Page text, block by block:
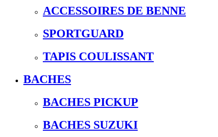
ACCESSOIRES DE BENNE
SPORTGUARD
TAPIS COULISSANT
BACHES
BACHES PICKUP
BACHES SUZUKI